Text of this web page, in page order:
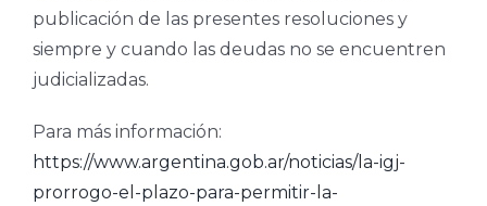
publicación de las presentes resoluciones y
siempre y cuando las deudas no se encuentren
judicializadas.
Para más información:
https://www.argentina.gob.ar/noticias/la-igj-
prorrogo-el-plazo-para-permitir-la-